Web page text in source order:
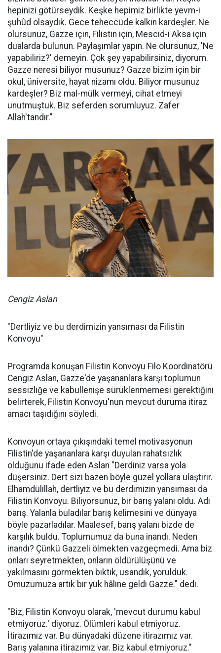
hepinizi götürseydik. Keşke hepimiz birlikte yevm-i
şuhûd olsaydık. Gece teheccüde kalkın kardeşler. Ne
olursunuz, Gazze için, Filistin için, Mescid-i Aksa için
dualarda bulunun. Paylaşımlar yapın. Ne olursunuz, 'Ne
yapabiliriz?' demeyin. Çok şey yapabilirsiniz, diyorum.
Gazze neresi biliyor musunuz? Gazze bizim için bir
okul, üniversite, hayat nizamı oldu. Biliyor musunuz
kardeşler? Biz mal-mülk vermeyi, cihat etmeyi
unutmuştuk. Biz seferden sorumluyuz. Zafer
Allah'tandır."
Cengiz Aslan
"Dertliyiz ve bu derdimizin yansıması da Filistin
Konvoyu"
Programda konuşan Filistin Konvoyu Filo Koordinatörü
Cengiz Aslan, Gazze'de yaşananlara karşı toplumun
sessizliğe ve kabullenişe sürüklenmemesi gerektiğini
belirterek, Filistin Konvoyu'nun mevcut duruma itiraz
amacı taşıdığını söyledi.
Konvoyun ortaya çıkışındaki temel motivasyonun
Filistin'de yaşananlara karşı duyulan rahatsızlık
olduğunu ifade eden Aslan "Derdiniz varsa yola
düşersiniz. Dert sizi bazen böyle güzel yollara ulaştırır.
Elhamdülillah, dertliyiz ve bu derdimizin yansıması da
Filistin Konvoyu. Biliyorsunuz, bir barış yalanı oldu. Adı
barış. Yalanla buladılar barış kelimesini ve dünyaya
böyle pazarladılar. Maalesef, barış yalanı bizde de
karşılık buldu. Toplumumuz da buna inandı. Neden
inandı? Çünkü Gazzeli ölmekten vazgeçmedi. Ama biz
onları seyretmekten, onların öldürülüşünü ve
yakılmasını görmekten bıktık, usandık, yorulduk.
Omuzumuza artık bir yük hâline geldi Gazze." dedi.
"Biz, Filistin Konvoyu olarak, 'mevcut durumu kabul
etmiyoruz.' diyoruz. Ölümleri kabul etmiyoruz.
İtirazımız var. Bu dünyadaki düzene itirazımız var.
Barış yalanına itirazımız var. Biz kabul etmiyoruz."